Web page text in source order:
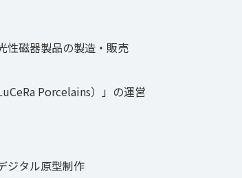
性磁器製品の製造・販売
Porcelains）」の運営
ジタル原型制作